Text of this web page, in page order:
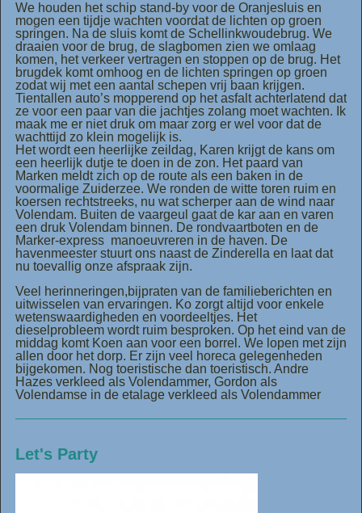
We houden het schip stand-by voor de Oranjesluis en
mogen een tijdje wachten voordat de lichten op groen
springen. Na de sluis komt de Schellinkwoudebrug. We
draaien voor de brug, de slagbomen zien we omlaag
komen, het verkeer vertragen en stoppen op de brug. Het
brugdek komt omhoog en de lichten springen op groen
zodat wij met een aantal schepen vrij baan krijgen.
Tientallen auto’s mopperend op het asfalt achterlatend dat
ze voor een paar van die jachtjes zolang moet wachten. Ik
maak me er niet druk om maar zorg er wel voor dat de
wachttijd zo klein mogelijk is.
Het wordt een heerlijke zeildag, Karen krijgt de kans om
een heerlijk dutje te doen in de zon. Het paard van
Marken meldt zich op de route als een baken in de
voormalige Zuiderzee. We ronden de witte toren ruim en
koersen rechtstreeks, nu wat scherper aan de wind naar
Volendam. Buiten de vaargeul gaat de kar aan en varen
een druk Volendam binnen. De rondvaartboten en de
Marker-express manoeuvreren in de haven. De
havenmeester stuurt ons naast de Zinderella en laat dat
nu toevallig onze afspraak zijn.
Veel herinneringen,bijpraten van de familieberichten en
uitwisselen van ervaringen. Ko zorgt altijd voor enkele
wetenswaardigheden en voordeeltjes. Het
dieselprobleem wordt ruim besproken. Op het eind van de
middag komt Koen aan voor een borrel. We lopen met zijn
allen door het dorp. Er zijn veel horeca gelegenheden
bijgekomen. Nog toeristische dan toeristisch. Andre
Hazes verkleed als Volendammer, Gordon als
Volendamse in de etalage verkleed als Volendammer
Let's Party